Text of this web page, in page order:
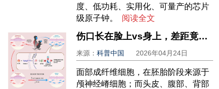
度、低功耗、实用化、可量产的芯片
级原子钟。
阅读全文
伤口长在脸上vs身上，差距竟这么大？Cell揭开真相→
来源：科普中国 2026年04月24日
面部成纤维细胞，在胚胎阶段来源于
颅神经嵴细胞；而头皮、腹部、背部